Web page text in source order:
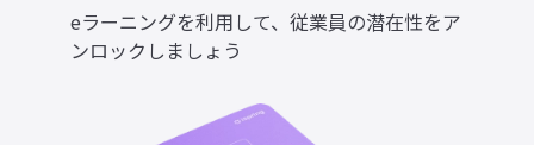
+1 800 640 0868
sales@ispring.jp
eラーニングを利用して、従業員の潜在性をア
ンロックしましょう